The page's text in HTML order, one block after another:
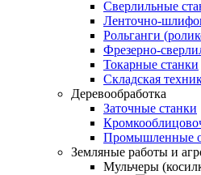
Сверлильные
Ленточно-
Рольганги
Фрезерно-
Токарные станки
Складская
Деревообработка
Заточные станки
Промышленные
Земляные работы и
Мульчеры